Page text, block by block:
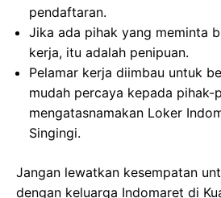
pendaftaran.
Jika ada pihak yang meminta
kerja, itu adalah penipuan.
Pelamar kerja diimbau untuk
mudah percaya kepada pihak-
mengatasnamakan Loker
Singingi.
Jangan lewatkan kesempatan
dengan keluarga Indomaret di